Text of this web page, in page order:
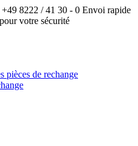
+49 8222 / 41 30 - 0
Envoi
- pour votre sécurité
pièces de rechange